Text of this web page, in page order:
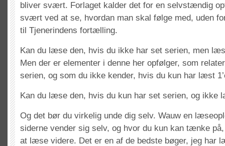
bliver svært. Forlaget kalder det for en selvstændig
svært ved at se, hvordan man skal følge med, uden
til Tjenerindens fortælling.
Kan du læse den, hvis du ikke har set serien, men
Men der er elementer i denne her opfølger, som
serien, og som du ikke kender, hvis du kun har læst
Kan du læse den, hvis du kun har set serien, og ikke
Og det bør du virkelig unde dig selv. Wauw en
siderne vender sig selv, og hvor du kun kan tænke
at læse videre. Det er en af de bedste bøger, jeg har